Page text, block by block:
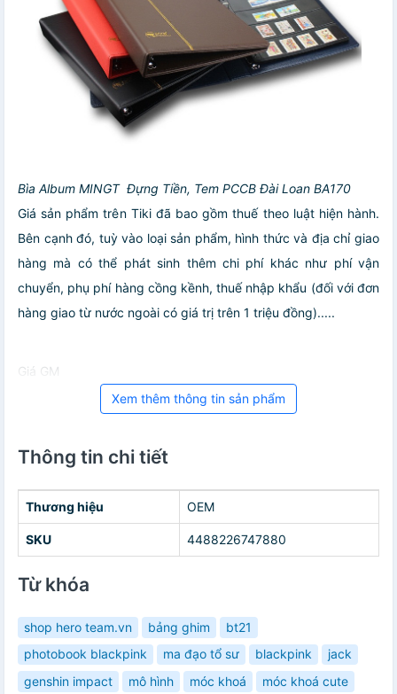
Bìa Album MINGT Đựng Tiền, Tem PCCB Đài Loan BA170
Giá sản phẩm trên Tiki đã bao gồm thuế theo luật hiện hành.
Bên cạnh đó, tuỳ vào loại sản phẩm, hình thức và địa chỉ giao
hàng mà có thể phát sinh thêm chi phí khác như phí vận
chuyển, phụ phí hàng cồng kềnh, thuế nhập khẩu (đối với đơn
hàng giao từ nước ngoài có giá trị trên 1 triệu đồng).....
Giá GM
Xem thêm thông tin sản phẩm
Thông tin chi tiết
Thương hiệu OEM
SKU 4488226747880
Từ khóa
shop hero team.vn bảng ghim
bt21
photobook blackpink
ma đạo tổ sư blackpink
jack
genshin impact
mô hình móc khoá
móc khoá cute